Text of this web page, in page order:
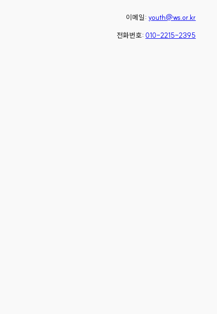
이메일: youth@ws.or.kr
전화번호: 010-2215-2395